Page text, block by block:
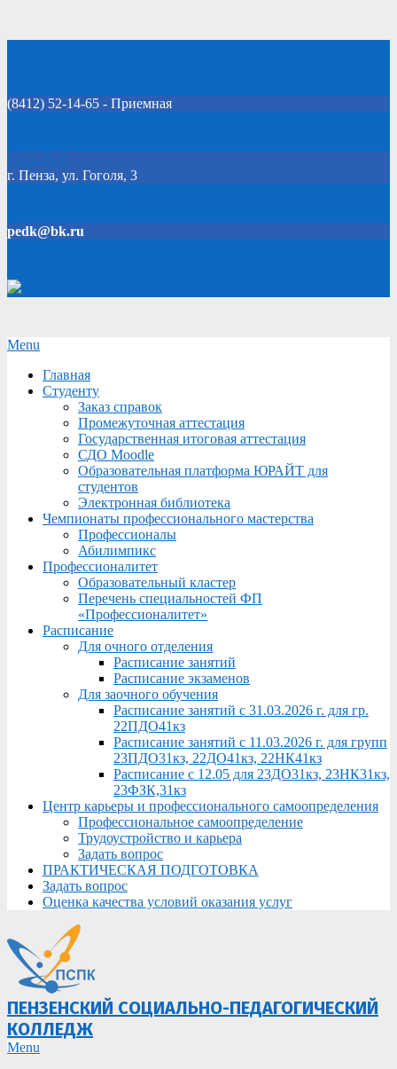
(8412) 52-14-65 - Приемная
Click Here
г. Пенза, ул. Гоголя, 3
pedk@bk.ru
Secondary
Menu
Menu
Главная
Студенту
Заказ справок
Промежуточная аттестация
Государственная итоговая аттестация
СДО Moodle
Образовательная платформа ЮРАЙТ для
студентов
Электронная библиотека
Чемпионаты профессионального мастерства
Профессионалы
Абилимпикс
Профессионалитет
Образовательный кластер
Перечень специальностей ФП
«Профессионалитет»
Расписание
Для очного отделения
Расписание занятий
Расписание экзаменов
Для заочного обучения
Расписание занятий с 31.03.2026 г. для гр.
22ПДО41кз
Расписание занятий с 11.03.2026 г. для групп
23ПДО31кз, 22ДО41кз, 22НК41кз
Расписание с 12.05 для 23ДО31кз, 23НК31кз,
23ФЗК,31кз
Центр карьеры и профессионального самоопределения
Профессиональное самоопределение
Трудоустройство и карьера
Задать вопрос
ПРАКТИЧЕСКАЯ ПОДГОТОВКА
Задать вопрос
Оценка качества условий оказания услуг
ПЕНЗЕНСКИЙ СОЦИАЛЬНО-ПЕДАГОГИЧЕСКИЙ
КОЛЛЕДЖ
Primary
Menu